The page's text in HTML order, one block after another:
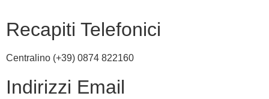
Recapiti Telefonici
Centralino (+39) 0874 822160
Indirizzi Email